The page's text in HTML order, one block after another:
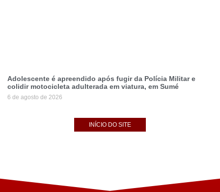
Adolescente é apreendido após fugir da Polícia Militar e
colidir motocicleta adulterada em viatura, em Sumé
6 de agosto de 2026
INÍCIO DO SITE